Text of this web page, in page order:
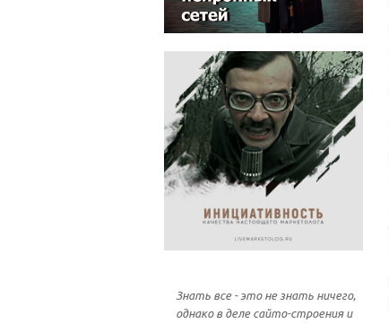
Знать все - это не знать ничего,
однако в деле сайто-строения и